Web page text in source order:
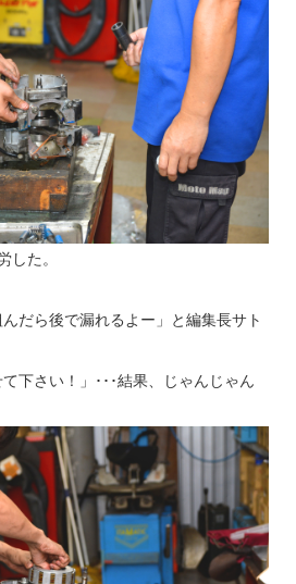
した。
んだら後で漏れるよー」と編集長サト
て下さい！」･･･結果、じゃんじゃん